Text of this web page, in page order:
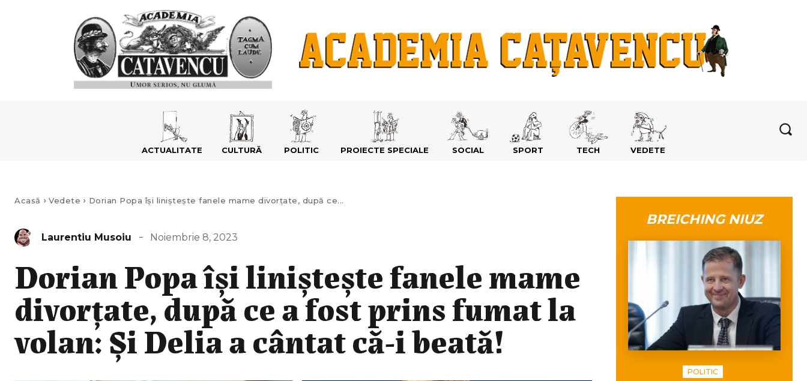
ACTUALITATE CULTURĂ POLITIC PROIECTE SPECIALE SOCIAL SPORT TECH VEDETE
Acasă Vedete Dorian Popa își liniștește fanele mame divorțate, după ce...
Laurentiu Musoiu Noiembrie 8, 2023
Dorian Popa își liniștește fanele mame
divorțate, după ce a fost prins fumat la
volan: Și Delia a cântat că-i beată!
BREICHING NIUZ
POLITIC